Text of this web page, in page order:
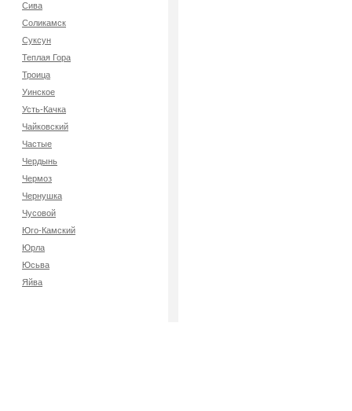
Сива
Соликамск
Суксун
Теплая Гора
Троица
Уинское
Усть-Качка
Чайковский
Частые
Чердынь
Чермоз
Чернушка
Чусовой
Юго-Камский
Юрла
Юсьва
Яйва